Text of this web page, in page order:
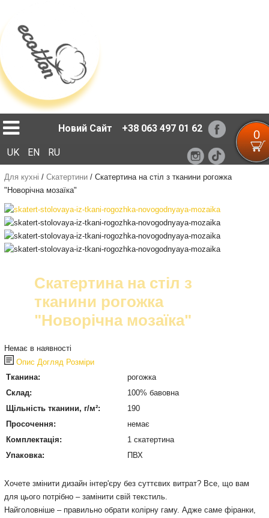
Новий Сайт +38 063 497 01 62 0
UK EN RU
Для кухні / Скатертини/ Скатертина на стіл з тканини рогожка
"Новорічна мозаїка"
Скатертина на стіл з
тканини рогожка
"Новорічна мозаїка"
Немає в наявності
Опис Догляд Розміри
Тканина:
рогожка
Склад:
100% бавовна
Щільність тканини, г/м²:
190
Просочення:
немає
Комплектація:
1 скатертина
Упаковка:
ПВХ
Хочете змінити дизайн інтер'єру без суттєвих витрат? Все, що вам
для цього потрібно – замінити свій текстиль.
Найголовніше – правильно обрати колірну гаму. Адже саме фіранки,